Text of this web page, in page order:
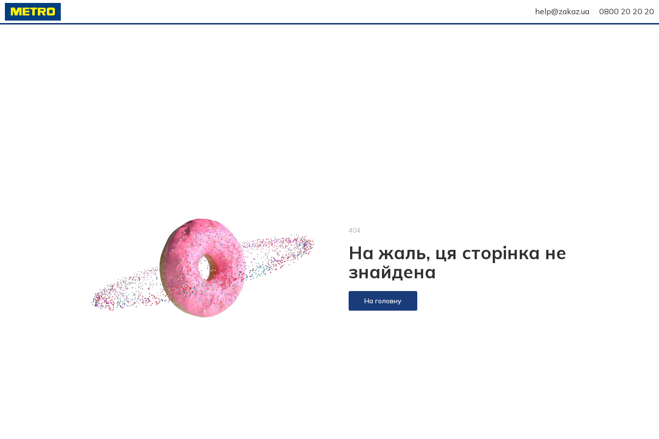
help@zakaz.ua 0800 20 20 20
404
На жаль, ця сторінка не
знайдена
На головну